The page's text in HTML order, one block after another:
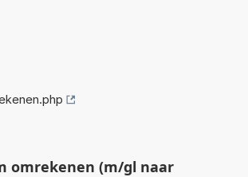
omrekenen (m/gl naar